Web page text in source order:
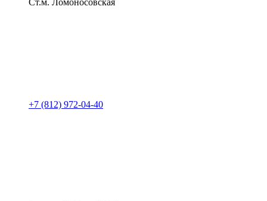
Ст.м. Ломоносовская
+7 (812) 972-04-40